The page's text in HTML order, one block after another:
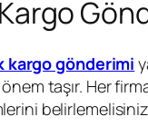
Kargo
kargo gönderimi
taşır. Her